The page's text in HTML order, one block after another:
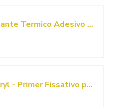
APMOE Isolante Termico Adesivo - Impermeabile e Resistente All'umidità 3D Carta da Parati Moderna Nasconde le Imperfezioni, Carta Parati per Pareti con Intonaco Scrostato
CAMP Fixacryl - Primer Fissativo per Muri Interni ed Esterni Isolante 100% Acrilico, Ideale per Intonaci Cemento Calcestruzzo, Migliora Ancoraggio, Resa e Resistenza dei Trattamenti, Made in Italy, 5l